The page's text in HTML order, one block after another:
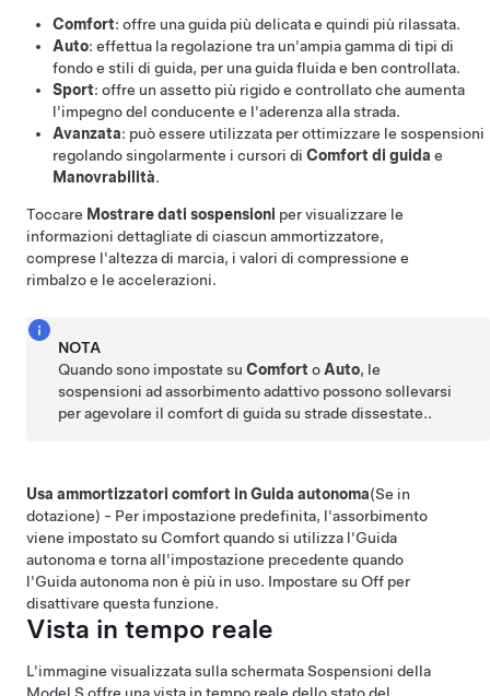
Comfort: offre una guida più delicata e quindi più rilassata.
Auto: effettua la regolazione tra un'ampia gamma di tipi di
fondo e stili di guida, per una guida fluida e ben controllata.
Sport: offre un assetto più rigido e controllato che aumenta
l'impegno del conducente e l'aderenza alla strada.
Avanzata: può essere utilizzata per ottimizzare le sospensioni
regolando singolarmente i cursori di Comfort di guida e
Manovrabilità.
Toccare Mostrare dati sospensioni per visualizzare le
informazioni dettagliate di ciascun ammortizzatore,
comprese l'altezza di marcia, i valori di compressione e
rimbalzo e le accelerazioni.
NOTA
Quando sono impostate suComfort o Auto, le
sospensioni ad assorbimento adattivo possono sollevarsi
per agevolare il comfort di guida su strade dissestate..
Usa ammortizzatori comfort in Guida autonoma(Se in
dotazione) - Per impostazione predefinita, l'assorbimento
viene impostato su Comfort quando si utilizza l'Guida
autonomae torna all'impostazione precedente quando
l'Guida autonoma non è più in uso. Impostare su Off per
disattivare questa funzione.
Vista in tempo reale
L'immagine visualizzata sulla schermata Sospensioni della
Model S offre una vista in tempo reale dello stato del